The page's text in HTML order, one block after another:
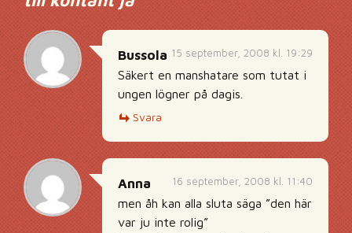
15 september, 2008 kl. 19:29
Bussola
Säkert en manshatare som tutat i
ungen lögner på dagis.
Svara
16 september, 2008 kl. 11:40
Anna
men åh kan alla sluta säga ”den här
var ju inte rolig”